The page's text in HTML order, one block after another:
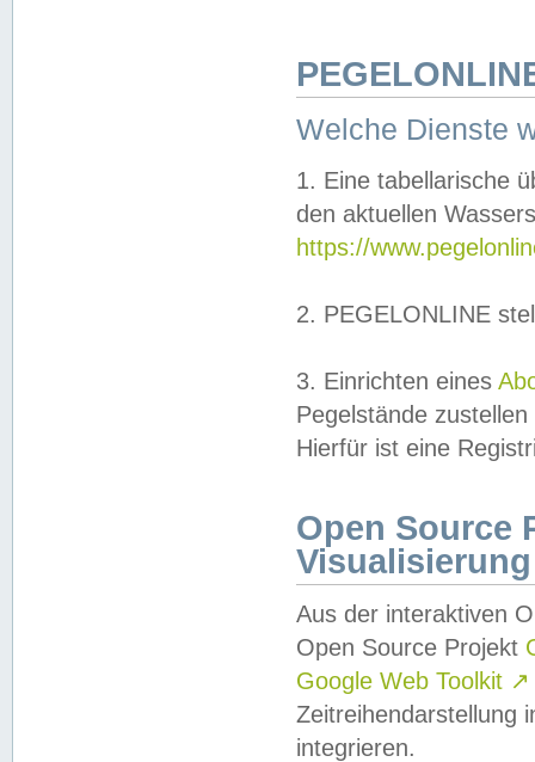
Welche Dienste
1. Eine tabellarische
den aktuellen
https://
2. PEGELONLINE
3. Einrichten eines
Pegelstände
Hierfür ist eine
Open Source
Visualisierung
Aus der interaktiven
Open Source Projekt
Google Web Toolkit ↗
Zeitreihendarstellung
integrieren.